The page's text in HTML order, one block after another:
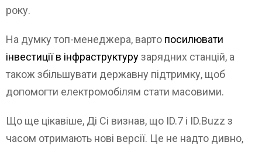
року.
На думку топ-менеджера, варто посилювати
інвестиції в інфраструктурузарядних станцій, а
також збільшувати державну підтримку, щоб
допомогти електромобілям стати масовими.
Що ще цікавіше, Ді Сі визнав, що ID.7 і ID.Buzz з
часом отримають нові версії. Це не надто дивно,